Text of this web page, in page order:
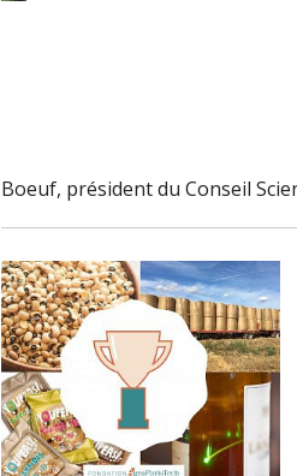
Boeuf, président du Conseil